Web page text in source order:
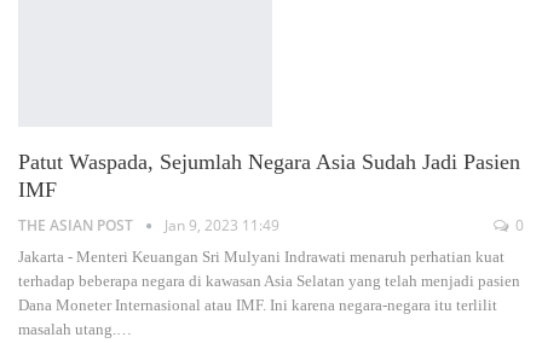
Patut Waspada, Sejumlah Negara Asia Sudah Jadi Pasien
IMF
THE ASIAN POST Jan 9, 2023 11:49 0
Jakarta - Menteri Keuangan Sri Mulyani Indrawati menaruh perhatian kuat
terhadap beberapa negara di kawasan Asia Selatan yang telah menjadi pasien
Dana Moneter Internasional atau IMF. Ini karena negara-negara itu terlilit
masalah utang.